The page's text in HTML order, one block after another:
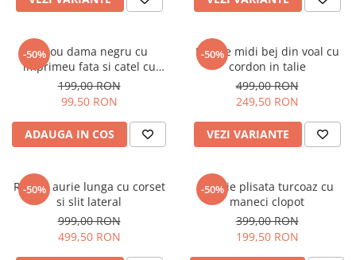
-50%
Tricou dama negru cu
imprimeu fata si catel cu
ochelari
199,00 RON
99,50 RON
ADAUGA IN COS
-50%
Rochie midi bej din voal cu
cordon in talie
499,00 RON
249,50 RON
VEZI VARIANTE
-50%
Rochie aurie lunga cu corset
si slit lateral
999,00 RON
499,50 RON
-50%
Rochie plisata turcoaz cu
maneci clopot
399,00 RON
199,50 RON